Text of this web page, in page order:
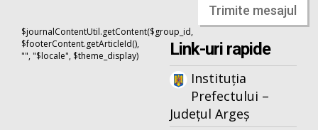
Trimite mesajul
$journalContentUtil.getContent($group_id,
$footerContent.getArticleId(),
"", "$locale", $theme_display)
Link-uri rapide
Instituția
Prefectului –
Județul Argeș